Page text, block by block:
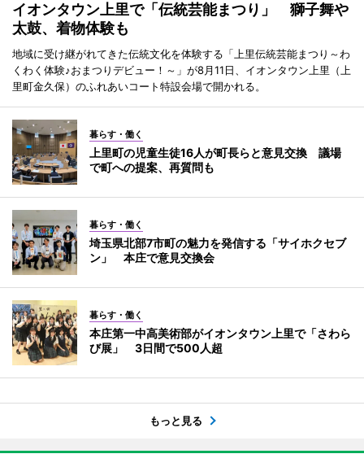
イオンタウン上里で「伝統芸能まつり」 獅子舞や
太鼓、着物体験も
地域に受け継がれてきた伝統文化を体験する「上里伝統芸能まつり～わ
くわく体験♪おまつりデビュー！～」が8月11日、イオンタウン上里（上
里町金久保）のふれあいコート特設会場で開かれる。
暮らす・働く
上里町の児童生徒16人が町長らと意見交換 議場
で町への提案、再質問も
暮らす・働く
埼玉県北部7市町の魅力を発信する「サイホクセブ
ン」 本庄で意見交換会
暮らす・働く
本庄第一中高美術部がイオンタウン上里で「さわら
び展」 3日間で500人超
もっと見る